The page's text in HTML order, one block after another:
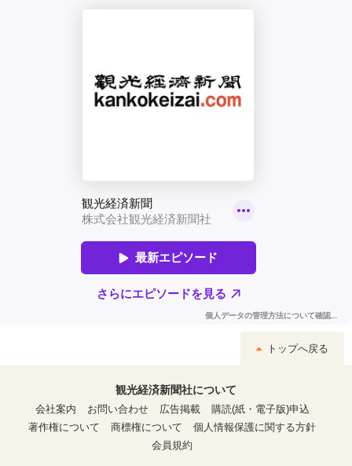
トップへ戻る
観光経済新聞社について
会社案内
お問い合わせ 広告掲載
購読(紙・電子版)申込
著作権について
商標権について
個人情報保護に関する方針
会員規約